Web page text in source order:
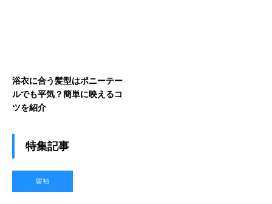
浴衣に合う髪型はポニーテー
ルでも平気？簡単に映えるコ
ツを紹介
特集記事
留袖